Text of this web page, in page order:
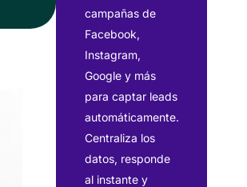
campañas de
Facebook,
Instagram,
Google y más
para captar leads
automáticamente.
Centraliza los
datos, responde
al instante y